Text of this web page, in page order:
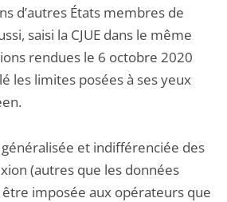
d’autres États membres de
saisi la CJUE dans le même
rendues le 6 octobre 2020
les limites posées à ses yeux
et indifférenciée des
(autres que les données
être imposée aux opérateurs que